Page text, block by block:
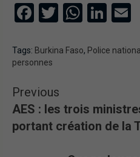
Facebook
Twitter
Tags: Burkina Faso, Police
personnes
Previous
AES : les trois
portant création de la